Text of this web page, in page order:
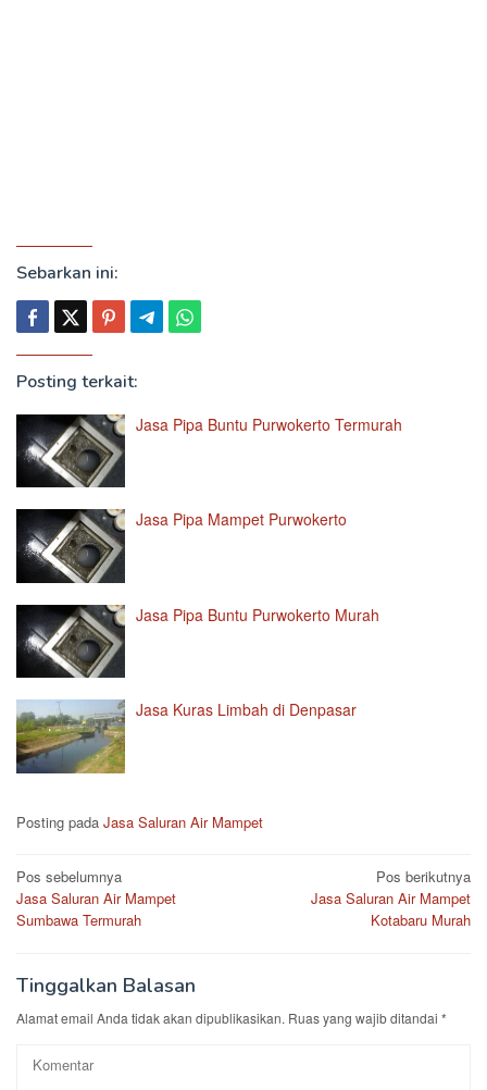
Sebarkan ini:
Posting terkait:
Jasa Pipa Buntu Purwokerto Termurah
Jasa Pipa Mampet Purwokerto
Jasa Pipa Buntu Purwokerto Murah
Jasa Kuras Limbah di Denpasar
Posting pada Jasa Saluran Air Mampet
Navigasi
pos
Pos sebelumnya
Jasa Saluran Air Mampet
Sumbawa Termurah
Pos berikutnya
Jasa Saluran Air Mampet
Kotabaru Murah
Tinggalkan Balasan
Alamat email Anda tidak akan dipublikasikan. Ruas yang wajib ditandai *